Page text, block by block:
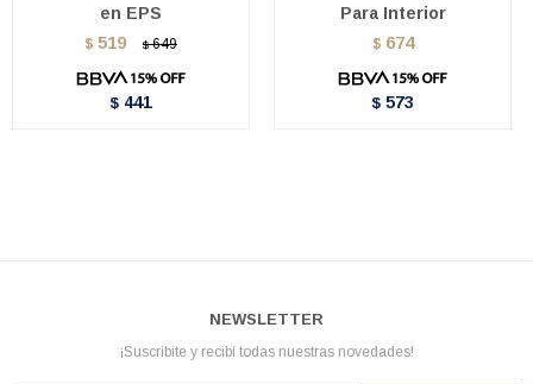
en EPS
$ 519 $ 649
$ 441
Para Interior
$ 674
$ 573
NEWSLETTER
¡Suscribite y recibí todas nuestras novedades!